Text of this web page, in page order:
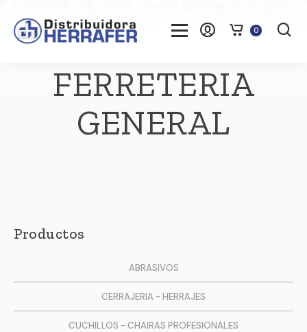
0
FERRETERIA
GENERAL
Productos
ABRASIVOS
CERRAJERIA - HERRAJES
CUCHILLOS - CHAIRAS PROFESIONALES